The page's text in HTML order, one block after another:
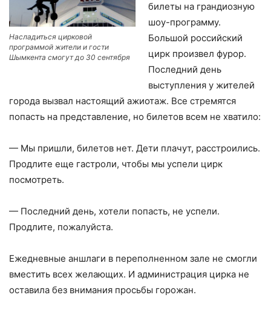
Насладиться цирковой
программой жители и гости
Шымкента смогут до 30 сентября
билеты на грандиозную
шоу-программу.
Большой российский
цирк произвел фурор.
Последний день
выступления у жителей
города вызвал настоящий ажиотаж. Все стремятся
попасть на представление, но билетов всем не хватило:
— Мы пришли, билетов нет. Дети плачут, расстроились.
Продлите еще гастроли, чтобы мы успели цирк
посмотреть.
— Последний день, хотели попасть, не успели.
Продлите, пожалуйста.
Ежедневные аншлаги в переполненном зале не смогли
вместить всех желающих. И администрация цирка не
оставила без внимания просьбы горожан.